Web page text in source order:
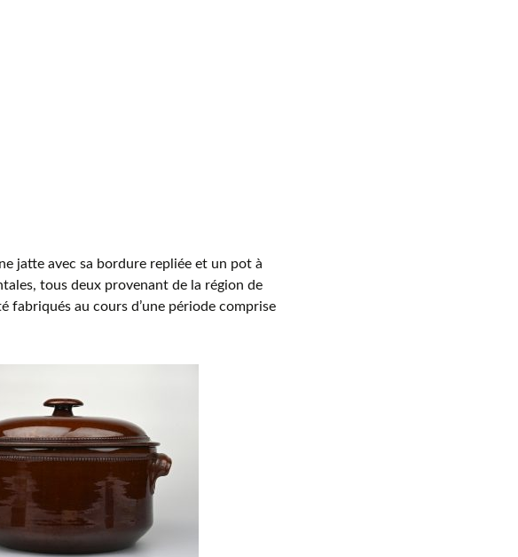
jatte avec sa bordure repliée et un pot à
tous deux provenant de la région de
fabriqués au cours d’une période comprise